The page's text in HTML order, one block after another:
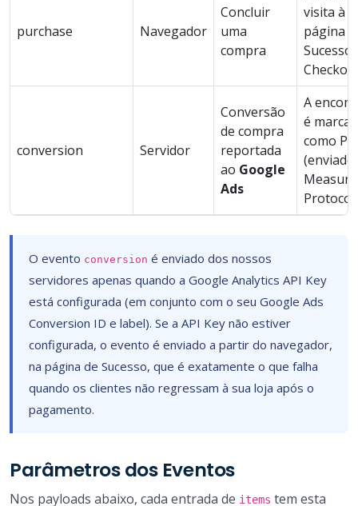
purchase Navegador
Concluir
uma
compra
visita à
página
Sucesso
conversion Servidor
Conversão
de compra
reportada
ao Google
Ads
A
é
como
(enviado
Protocol)
O evento conversion é enviado dos nossos
servidores apenas quando a Google Analytics API Key
está configurada (em conjunto com o seu Google Ads
Conversion ID e label). Se a API Key não estiver
configurada, o evento é enviado a partir do navegador,
na página de Sucesso, que é exatamente o que falha
quando os clientes não regressam à sua loja após o
pagamento.
Parâmetros dos Eventos
Nos payloads abaixo, cada entrada de items tem esta